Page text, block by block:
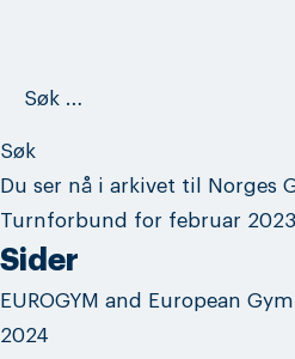
Du ser nå i arkivet til
Norges
Turnforbund for februar
Sider
EUROGYM and European
2024